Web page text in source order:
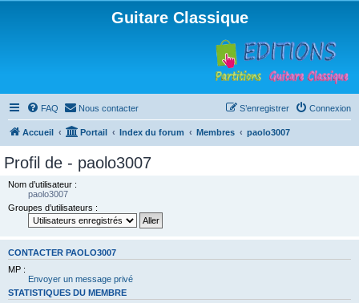
Guitare Classique
FAQ Nous contacter Connexion
S’enregistrer
Accueil Portail Index du forum Membres paolo3007
Profil de - paolo3007
Nom d’utilisateur :
paolo3007
Groupes d’utilisateurs :
CONTACTER PAOLO3007
MP :
Envoyer un message privé
STATISTIQUES DU MEMBRE